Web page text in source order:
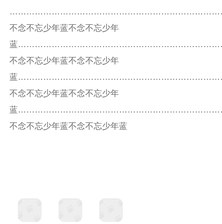
不念不忘少年蓝不念不忘少年
蓝
不念不忘少年蓝不念不忘少年
蓝
不念不忘少年蓝不念不忘少年
蓝
不念不忘少年蓝不念不忘少年蓝